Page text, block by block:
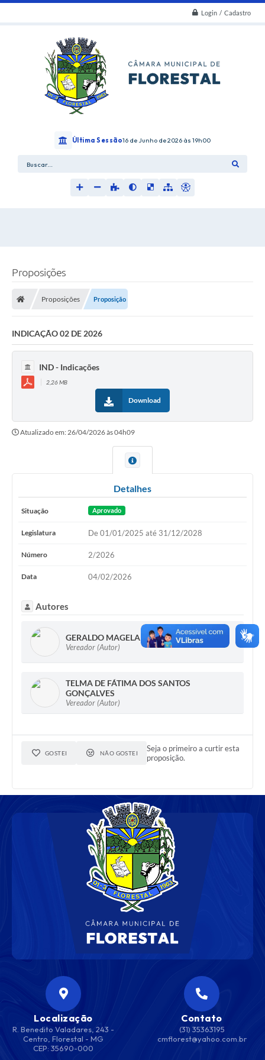
Login / Cadastro
Buscar...
Última Sessão16 de Junho de 2026 19h00
Proposições
Proposições Proposição
INDICAÇÃO 02 DE 2026
IND - Indicações
2,26 MB
Download
Atualizado em: 26/04/2026 às 04h09
Detalhes
Situação Aprovado
Legislatura De 01/01/2025 até 31/12/2028
Número 2/2026
Data 04/02/2026
Autores
GERALDO MAGELA MARTINS
Vereador (Autor)
TELMA DE FÁTIMA DOS SANTOS
GONÇALVES
Vereador (Autor)
GOSTEI NÃO GOSTEI
Seja o primeiro a curtir esta
proposição.
Localização
R. Benedito Valadares, 243 -
Centro, Florestal - MG
CEP: 35690-000
Contato
(31) 35363195
cmflorest@yahoo.com.br